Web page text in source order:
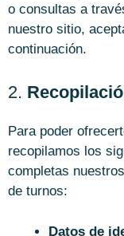
o consultas a
nuestro sitio,
continuación.
2.
Para poder
recopilamos los
completas
de turnos:
Datos de